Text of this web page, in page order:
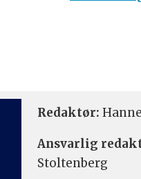
Redaktør:
Ansvarlig
Stoltenberg